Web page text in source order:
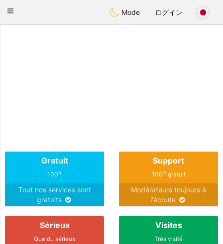
Animour
Toggle
Mode ログイン
Gratuit
100%
Tout nos services sont
gratuits
Support
100%gratuit
Modérateurs toujours à
l'écoute
Sérieux
Que du sérieux
Visites
Très visité